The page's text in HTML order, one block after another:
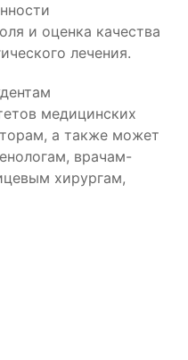
и оценка качества
лечения.
медицинских
а также может
врачам-
хирургам,